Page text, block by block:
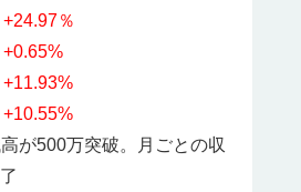
+24.97％
+0.65%
+11.93%
+10.55%
が500万突破。月ごとの収